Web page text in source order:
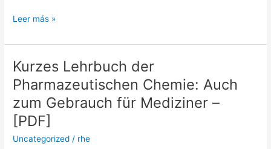
eBooks
Leer más »
Kurzes Lehrbuch der
Pharmazeutischen Chemie: Auch
zum Gebrauch für Mediziner –
[PDF]
Uncategorized / rhe
Kurzes
Lehrbuch
der
Pharmazeutischen
Chemie:
Auch
zum